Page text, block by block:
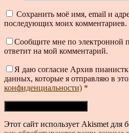
Сохранить моё имя, email и
последующих моих комментариев.
Сообщите мне по электронной
ответит на мой комментарий.
Я даю согласие Архив
данных, которые я отправляю в
конфиденциальности) *
Этот сайт использует Akismet для